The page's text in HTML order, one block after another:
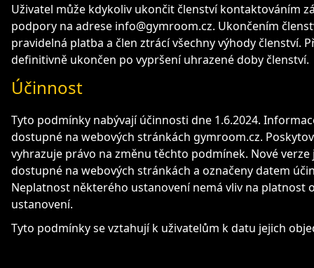
Uživatel může kdykoliv ukončit členství kontaktováním
podpory na adrese info@gymroom.cz. Ukončením
pravidelná platba a člen ztrácí všechny výhody členství.
definitivně ukončen po vypršení uhrazené doby členství.
Účinnost
Tyto podmínky nabývají účinnosti dne 1.6.2024.
dostupné na webových stránkách gymroom.cz.
vyhrazuje právo na změnu těchto podmínek. Nové verze
dostupné na webových stránkách a označeny datem
Neplatnost některého ustanovení nemá vliv na platnost
ustanovení.
Tyto podmínky se vztahují k uživatelům k datu jejich